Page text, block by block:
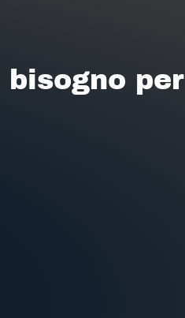
per